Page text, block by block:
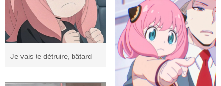
Je vais te détruire, bâtard